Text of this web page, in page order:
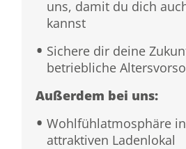
uns, damit du dich
kannst
Sichere dir deine
betriebliche
Außerdem bei uns:
Wohlfühlatmosphäre
attraktiven Ladenlokal